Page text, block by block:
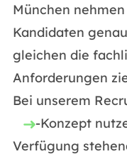
München
Kandidaten
gleichen die
Anforderungen
Bei unserem
-Konzept
Verfügung